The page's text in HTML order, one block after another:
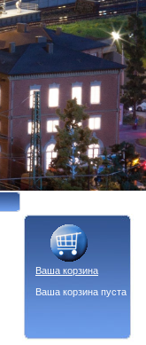
Ваша корзина
Ваша корзина пуста